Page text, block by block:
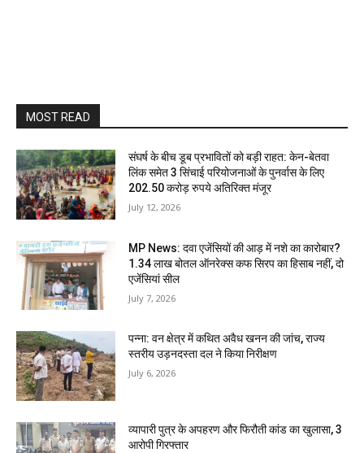
MOST READ
संघर्ष के बीच डूब प्रभावितों को बड़ी राहत: केन-बेतवा
लिंक समेत 3 सिंचाई परियोजनाओं के पुनर्वास के लिए
202.50 करोड़ रुपये अतिरिक्त मंजूर
July 12, 2026
MP News: दवा एजेंसियों की आड़ में नशे का कारोबार?
1.34 लाख बोतल ऑनरेक्स कफ सिरप का हिसाब नहीं, दो
एजेंसियां सील
July 7, 2026
पन्ना: वन क्षेत्र में कथित अवैध खनन की जांच, राज्य
स्तरीय उड़नदस्ता दल ने किया निरीक्षण
July 6, 2026
व्यापारी पुत्र के अपहरण और फिरौती कांड का खुलासा, 3
आरोपी गिरफ्तार